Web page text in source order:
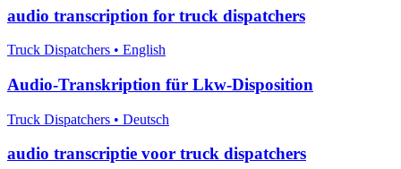
audio transcription for truck dispatchers
Truck Dispatchers • English
Audio-Transkription für Lkw-Disposition
Truck Dispatchers • Deutsch
audio transcriptie voor truck dispatchers